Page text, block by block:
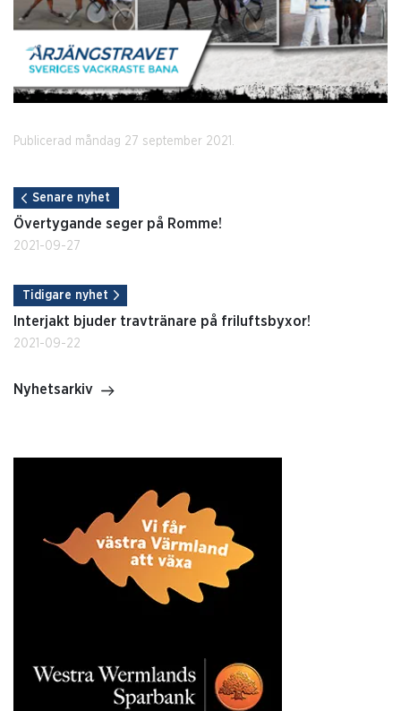
Publicerad måndag 27 september 2021.
Senare nyhet
Övertygande seger på Romme!
2021-09-27
Tidigare nyhet
Interjakt bjuder travtränare på friluftsbyxor!
2021-09-22
Nyhetsarkiv